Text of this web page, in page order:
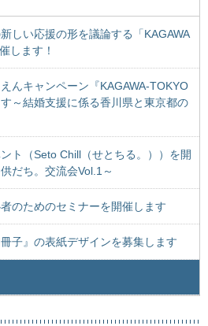
しい応援の形を議論する「KAGAWA
します！
んキャンペーン『KAGAWA-TOKYO
～結婚支援に係る香川県と東京都の
ト（Seto Chill（せとちる。））を開
だち。交流会Vol.1～
のためのセミナーを開催します
子』の表紙デザインを募集します